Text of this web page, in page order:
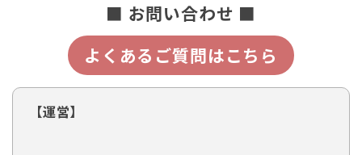
■ お問い合わせ ■
よくあるご質問はこちら
【運営】